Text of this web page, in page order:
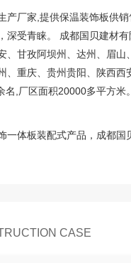
厂家,提供保温装饰板供
受青睐。 成都国贝建材
甘孜阿坝州、达州、眉
重庆、贵州贵阳、陕西
,厂区面积20000多平方
体板装配式产品，成都
CASE